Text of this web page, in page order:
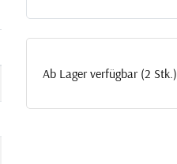
Ab Lager verfügbar (2 Stk.)